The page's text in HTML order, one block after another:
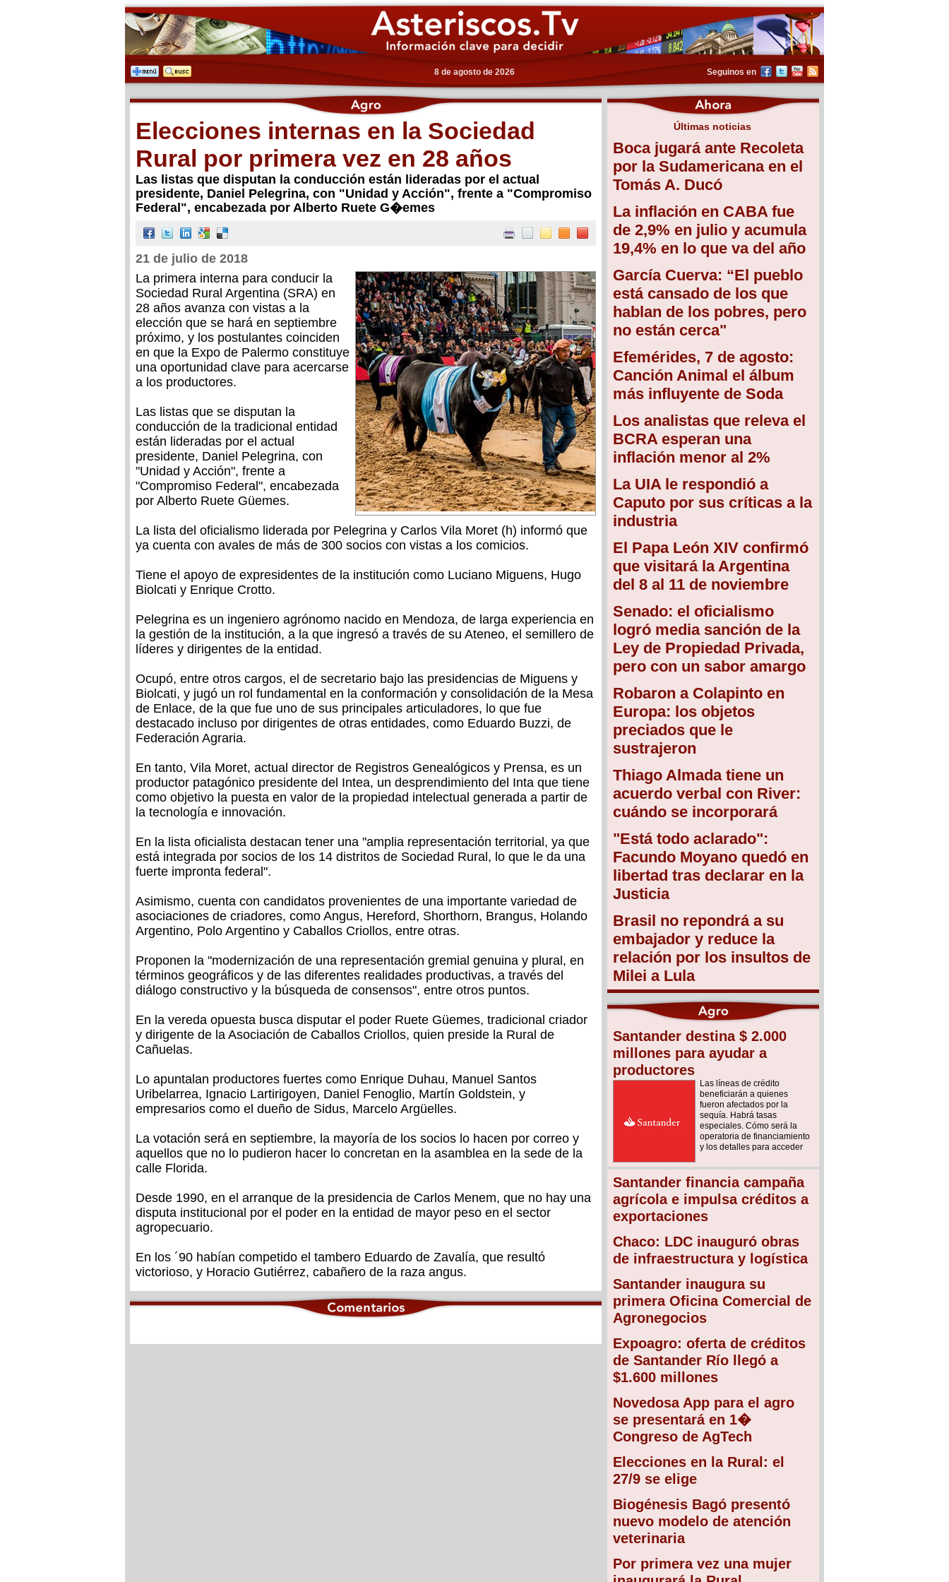
8 de agosto de 2026 Seguinos en
Últimas noticias
Boca jugará ante Recoleta
por la Sudamericana en el
Tomás A. Ducó
La inflación en CABA fue
de 2,9% en julio y acumula
19,4% en lo que va del año
García Cuerva: “El pueblo
está cansado de los que
hablan de los pobres, pero
no están cerca"
Efemérides, 7 de agosto:
Canción Animal el álbum
más influyente de Soda
Los analistas que releva el
BCRA esperan una
inflación menor al 2%
La UIA le respondió a
Caputo por sus críticas a la
industria
El Papa León XIV confirmó
que visitará la Argentina
del 8 al 11 de noviembre
Senado: el oficialismo
logró media sanción de la
Ley de Propiedad Privada,
pero con un sabor amargo
Robaron a Colapinto en
Europa: los objetos
preciados que le
sustrajeron
Thiago Almada tiene un
acuerdo verbal con River:
cuándo se incorporará
"Está todo aclarado":
Facundo Moyano quedó en
libertad tras declarar en la
Justicia
Brasil no repondrá a su
embajador y reduce la
relación por los insultos de
Milei a Lula
Santander destina $ 2.000
millones para ayudar a
productores
Las líneas de crédito
beneficiarán a quienes
fueron afectados por la
sequía. Habrá tasas
especiales. Cómo será la
operatoria de financiamiento
y los detalles para acceder
Santander financia campaña
agrícola e impulsa créditos a
exportaciones
Chaco: LDC inauguró obras
de infraestructura y logística
Santander inaugura su
primera Oficina Comercial de
Agronegocios
Expoagro: oferta de créditos
de Santander Río llegó a
$1.600 millones
Novedosa App para el agro
se presentará en 1�
Congreso de AgTech
Elecciones en la Rural: el
27/9 se elige
Biogénesis Bagó presentó
nuevo modelo de atención
veterinaria
Por primera vez una mujer
Elecciones internas en la Sociedad
Rural por primera vez en 28 años
Las listas que disputan la conducción están lideradas por el actual
presidente, Daniel Pelegrina, con "Unidad y Acción", frente a "Compromiso
Federal", encabezada por Alberto Ruete G�emes
21 de julio de 2018
La primera interna para conducir la
Sociedad Rural Argentina (SRA) en
28 años avanza con vistas a la
elección que se hará en septiembre
próximo, y los postulantes coinciden
en que la Expo de Palermo constituye
una oportunidad clave para acercarse
a los productores.
Las listas que se disputan la
conducción de la tradicional entidad
están lideradas por el actual
presidente, Daniel Pelegrina, con
"Unidad y Acción", frente a
"Compromiso Federal", encabezada
por Alberto Ruete Güemes.
La lista del oficialismo liderada por Pelegrina y Carlos Vila Moret (h) informó que
ya cuenta con avales de más de 300 socios con vistas a los comicios.
Tiene el apoyo de expresidentes de la institución como Luciano Miguens, Hugo
Biolcati y Enrique Crotto.
Pelegrina es un ingeniero agrónomo nacido en Mendoza, de larga experiencia en
la gestión de la institución, a la que ingresó a través de su Ateneo, el semillero de
líderes y dirigentes de la entidad.
Ocupó, entre otros cargos, el de secretario bajo las presidencias de Miguens y
Biolcati, y jugó un rol fundamental en la conformación y consolidación de la Mesa
de Enlace, de la que fue uno de sus principales articuladores, lo que fue
destacado incluso por dirigentes de otras entidades, como Eduardo Buzzi, de
Federación Agraria.
En tanto, Vila Moret, actual director de Registros Genealógicos y Prensa, es un
productor patagónico presidente del Intea, un desprendimiento del Inta que tiene
como objetivo la puesta en valor de la propiedad intelectual generada a partir de
la tecnología e innovación.
En la lista oficialista destacan tener una "amplia representación territorial, ya que
está integrada por socios de los 14 distritos de Sociedad Rural, lo que le da una
fuerte impronta federal".
Asimismo, cuenta con candidatos provenientes de una importante variedad de
asociaciones de criadores, como Angus, Hereford, Shorthorn, Brangus, Holando
Argentino, Polo Argentino y Caballos Criollos, entre otras.
Proponen la "modernización de una representación gremial genuina y plural, en
términos geográficos y de las diferentes realidades productivas, a través del
diálogo constructivo y la búsqueda de consensos", entre otros puntos.
En la vereda opuesta busca disputar el poder Ruete Güemes, tradicional criador
y dirigente de la Asociación de Caballos Criollos, quien preside la Rural de
Cañuelas.
Lo apuntalan productores fuertes como Enrique Duhau, Manuel Santos
Uribelarrea, Ignacio Lartirigoyen, Daniel Fenoglio, Martín Goldstein, y
empresarios como el dueño de Sidus, Marcelo Argüelles.
La votación será en septiembre, la mayoría de los socios lo hacen por correo y
aquellos que no lo pudieron hacer lo concretan en la asamblea en la sede de la
calle Florida.
Desde 1990, en el arranque de la presidencia de Carlos Menem, que no hay una
disputa institucional por el poder en la entidad de mayor peso en el sector
agropecuario.
En los ´90 habían competido el tambero Eduardo de Zavalía, que resultó
victorioso, y Horacio Gutiérrez, cabañero de la raza angus.